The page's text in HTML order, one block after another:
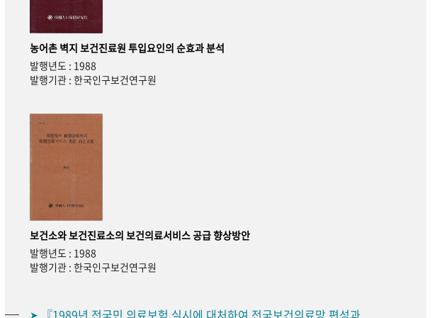
농어촌 벽지 보건진료원 투입요인의 순효과 분석
발행년도 : 1988
발행기관 : 한국인구보건연구원
보건소와 보건진료소의 보건의료서비스 공급 향상방안
발행년도 : 1988
발행기관 : 한국인구보건연구원
➤